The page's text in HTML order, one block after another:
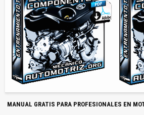
MANUAL GRATIS PARA PROFESIONALES EN